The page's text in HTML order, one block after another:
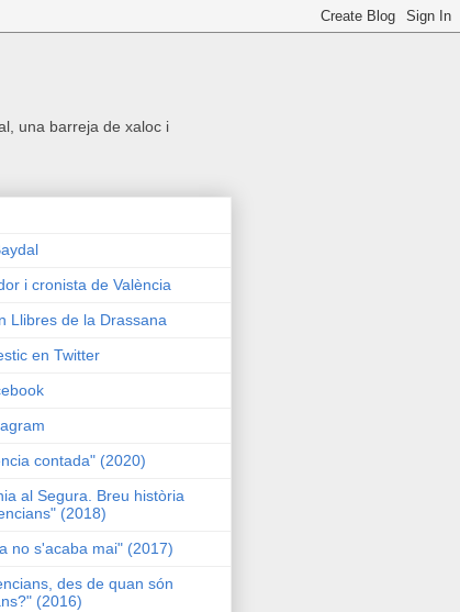
una barreja de xaloc i
i cronista de València
Llibres de la Drassana
en Twitter
contada" (2020)
al Segura. Breu història
(2018)
no s'acaba mai" (2017)
des de quan són
(2016)